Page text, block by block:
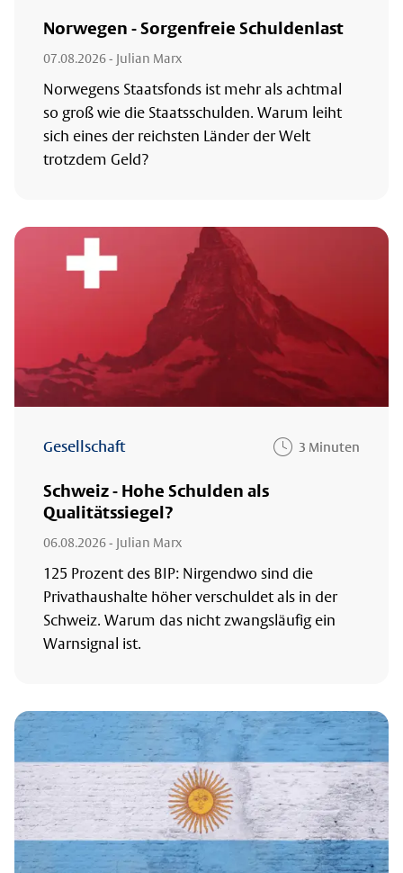
Norwegen - Sorgenfreie Schuldenlast
07.08.2026- Julian Marx
Norwegens Staatsfonds ist mehr als achtmal
so groß wie die Staatsschulden. Warum leiht
sich eines der reichsten Länder der Welt
trotzdem Geld?
Gesellschaft 3 Minuten
Schweiz - Hohe Schulden als
Qualitätssiegel?
06.08.2026- Julian Marx
125 Prozent des BIP: Nirgendwo sind die
Privathaushalte höher verschuldet als in der
Schweiz. Warum das nicht zwangsläufig ein
Warnsignal ist.